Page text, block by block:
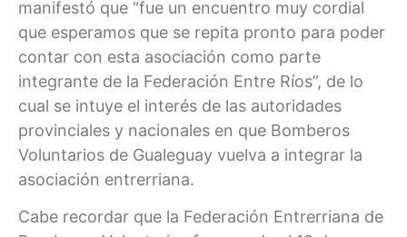
manifestó que “fue un encuentro muy cordial
que esperamos que se repita pronto para poder
contar con esta asociación como parte
integrante de la Federación Entre Ríos”, de lo
cual se intuye el interés de las autoridades
provinciales y nacionales en que Bomberos
Voluntarios de Gualeguay vuelva a integrar la
asociación entrerriana.
Cabe recordar que la Federación Entrerriana de